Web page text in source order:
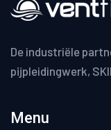
De industriële
pijpleidingwerk,
Menu